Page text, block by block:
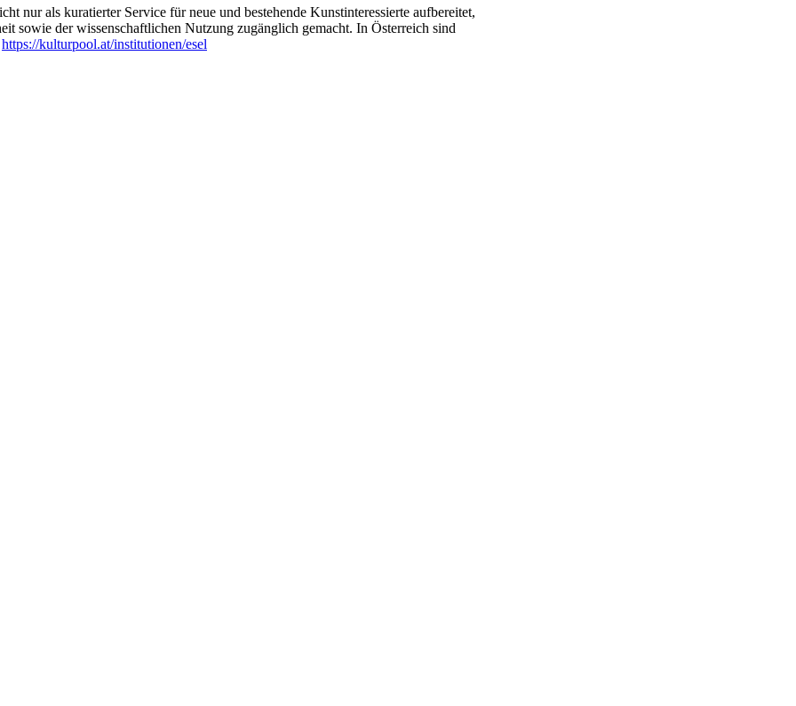
nur als kuratierter Service für neue und bestehende Kunstinteressierte aufbereitet,
sowie der wissenschaftlichen Nutzung zugänglich gemacht. In Österreich sind
https://kulturpool.at/institutionen/esel